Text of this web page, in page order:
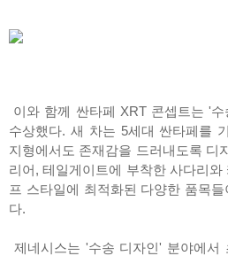
이와 함께 싼타페 XRT 콘셉트는 '
수상했다. 새 차는 5세대 싼타페를
지형에서도 존재감을 드러내도록 디
리어, 테일게이트에 부착한 사다리
프 스타일에 최적화된 다양한 품목
다.
제네시스는 '수송 디자인' 분야에서